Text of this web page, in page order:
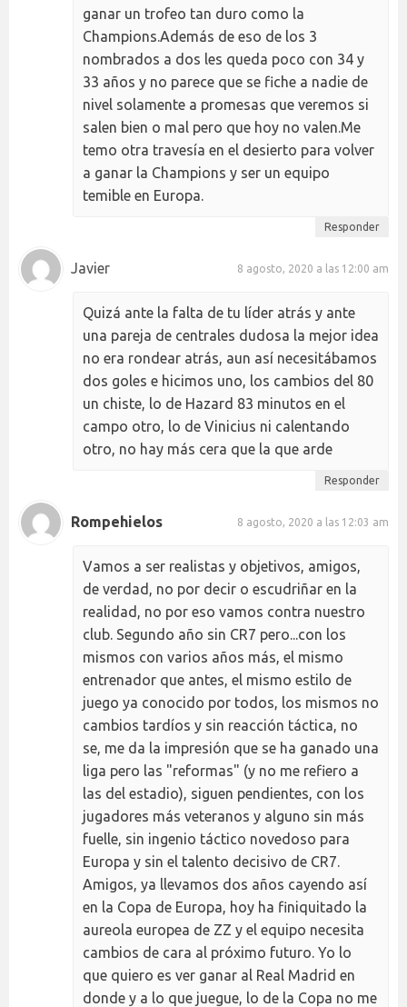
ganar un trofeo tan duro como la
Champions.Además de eso de los 3
nombrados a dos les queda poco con 34 y
33 años y no parece que se fiche a nadie de
nivel solamente a promesas que veremos si
salen bien o mal pero que hoy no valen.Me
temo otra travesía en el desierto para volver
a ganar la Champions y ser un equipo
temible en Europa.
Responder
Javier 8 agosto, 2020 a las 12:00 am
Quizá ante la falta de tu líder atrás y ante
una pareja de centrales dudosa la mejor idea
no era rondear atrás, aun así necesitábamos
dos goles e hicimos uno, los cambios del 80
un chiste, lo de Hazard 83 minutos en el
campo otro, lo de Vinicius ni calentando
otro, no hay más cera que la que arde
Responder
Rompehielos 8 agosto, 2020 a las 12:03 am
Vamos a ser realistas y objetivos, amigos,
de verdad, no por decir o escudriñar en la
realidad, no por eso vamos contra nuestro
club. Segundo año sin CR7 pero...con los
mismos con varios años más, el mismo
entrenador que antes, el mismo estilo de
juego ya conocido por todos, los mismos no
cambios tardíos y sin reacción táctica, no
se, me da la impresión que se ha ganado una
liga pero las "reformas" (y no me refiero a
las del estadio), siguen pendientes, con los
jugadores más veteranos y alguno sin más
fuelle, sin ingenio táctico novedoso para
Europa y sin el talento decisivo de CR7.
Amigos, ya llevamos dos años cayendo así
en la Copa de Europa, hoy ha finiquitado la
aureola europea de ZZ y el equipo necesita
cambios de cara al próximo futuro. Yo lo
que quiero es ver ganar al Real Madrid en
donde y a lo que juegue, lo de la Copa no me